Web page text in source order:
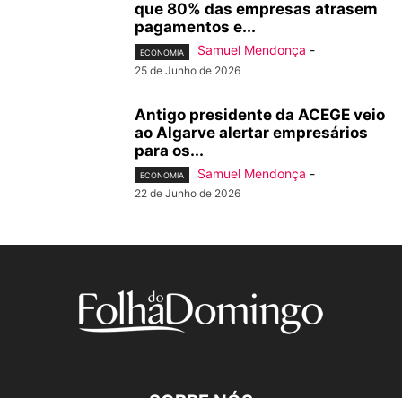
que 80% das empresas atrasem
pagamentos e...
ECONOMIA Samuel Mendonça -
25 de Junho de 2026
Antigo presidente da ACEGE veio
ao Algarve alertar empresários
para os...
ECONOMIA Samuel Mendonça -
22 de Junho de 2026